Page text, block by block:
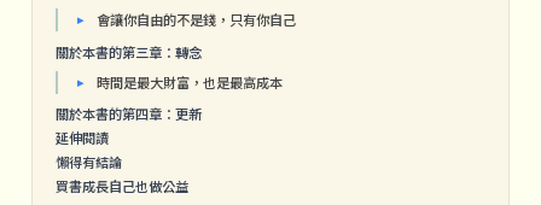
會讓你自由的不是錢，只有你自己
關於本書的第三章：轉念
時間是最大財富，也是最高成本
關於本書的第四章：更新
延伸閱讀
懶得有結論
買書成長自己也做公益